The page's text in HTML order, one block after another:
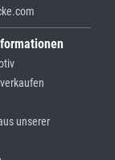
unserer